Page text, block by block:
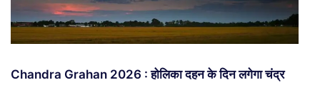
Chandra Grahan 2026 : होलिका दहन के दिन लगेगा चंद्र